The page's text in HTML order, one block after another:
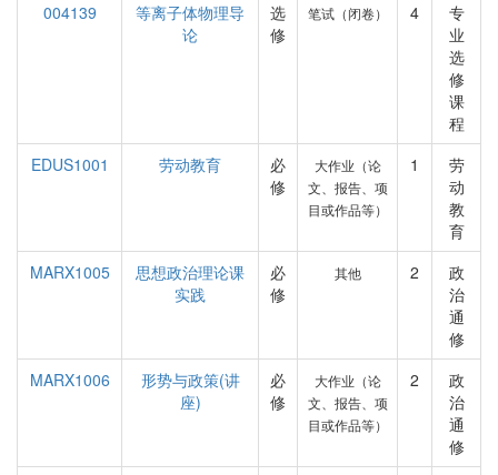
004139
等离子体物理导
论
选
修
笔试（闭卷） 4
专
业
选
修
课
程
EDUS1001
劳动教育
必
修
大作业（论
文、报告、项
目或作品等）
1
劳
动
教
育
MARX1005
思想政治理论课
实践
必
修
其他 2
政
治
通
修
MARX1006
形势与政策(讲
座)
必
修
大作业（论
文、报告、项
目或作品等）
2
政
治
通
修